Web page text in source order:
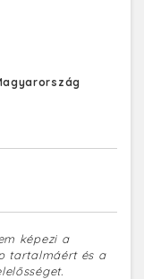
el, amit a
a tervek
képezi a
tartalmáért és a